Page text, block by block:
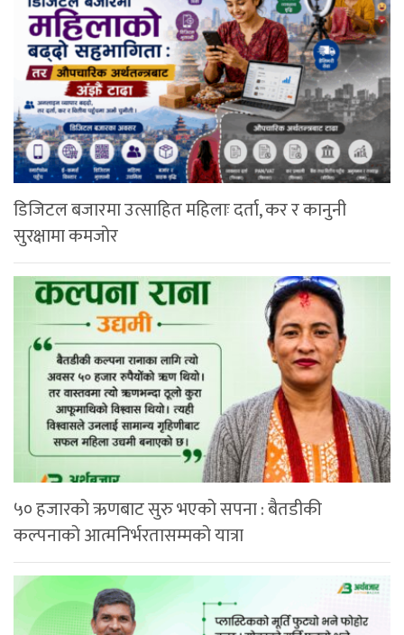
डिजिटल बजारमा उत्साहित महिलाः दर्ता, कर र कानुनी
सुरक्षामा कमजोर
५० हजारको ऋणबाट सुरु भएको सपना : बैतडीकी
कल्पनाको आत्मनिर्भरतासम्मको यात्रा